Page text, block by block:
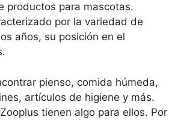
productos para mascotas.
por la variedad de
años, su posición en el
pienso, comida húmeda,
artículos de higiene y más.
tienen algo para ellos. Por